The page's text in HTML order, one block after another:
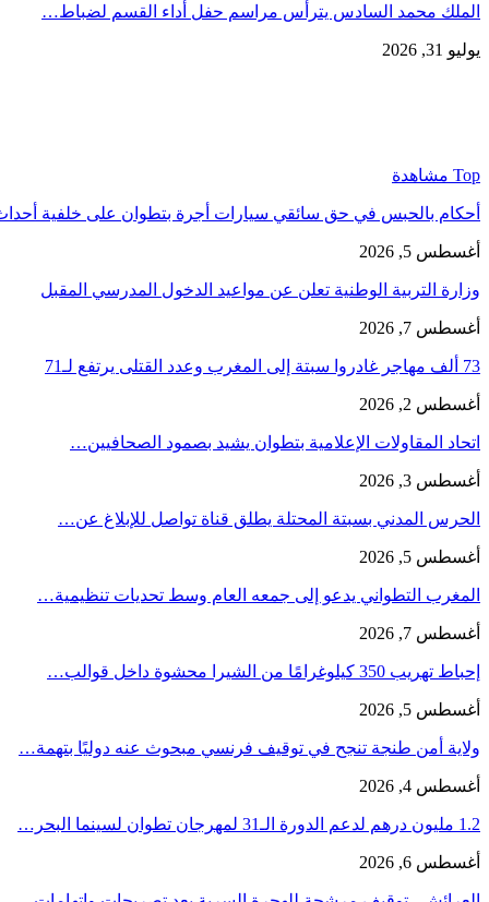
الملك محمد السادس يترأس مراسم حفل أداء القسم لضباط…
يوليو 31, 2026
Top مشاهدة
أحكام بالحبس في حق سائقي سيارات أجرة بتطوان على خلفية
أغسطس 5, 2026
وزارة التربية الوطنية تعلن عن مواعيد الدخول المدرسي المقبل
أغسطس 7, 2026
73 ألف مهاجر غادروا سبتة إلى المغرب وعدد القتلى يرتفع لـ71
أغسطس 2, 2026
اتحاد المقاولات الإعلامية بتطوان يشيد بصمود الصحافيين…
أغسطس 3, 2026
الحرس المدني بسبتة المحتلة يطلق قناة تواصل للإبلاغ عن…
أغسطس 5, 2026
المغرب التطواني يدعو إلى جمعه العام وسط تحديات تنظيمية…
أغسطس 7, 2026
إحباط تهريب 350 كيلوغرامًا من الشيرا محشوة داخل قوالب…
أغسطس 5, 2026
ولاية أمن طنجة تنجح في توقيف فرنسي مبحوث عنه دوليًا بتهمة…
أغسطس 4, 2026
1.2 مليون درهم لدعم الدورة الـ31 لمهرجان تطوان لسينما البحر…
أغسطس 6, 2026